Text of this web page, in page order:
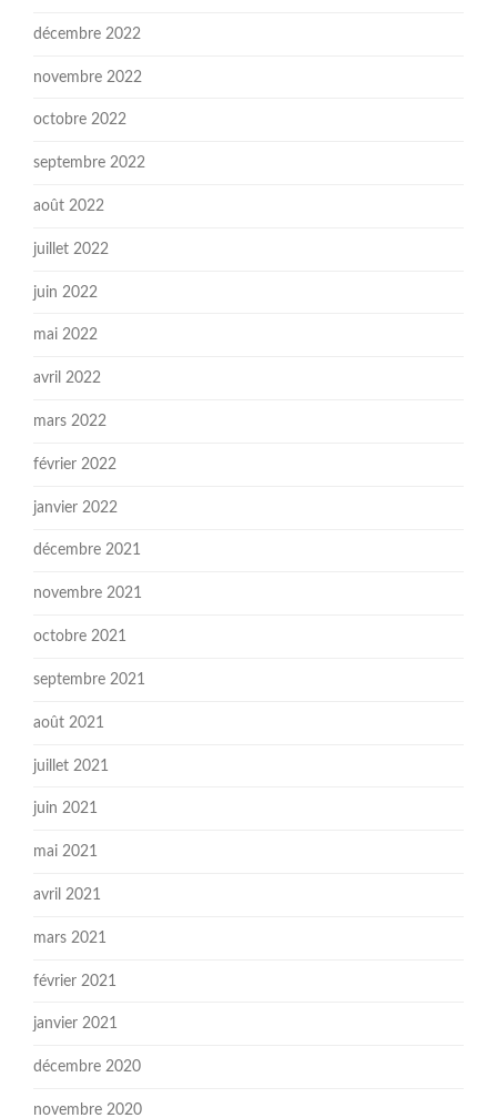
décembre 2022
novembre 2022
octobre 2022
septembre 2022
août 2022
juillet 2022
juin 2022
mai 2022
avril 2022
mars 2022
février 2022
janvier 2022
décembre 2021
novembre 2021
octobre 2021
septembre 2021
août 2021
juillet 2021
juin 2021
mai 2021
avril 2021
mars 2021
février 2021
janvier 2021
décembre 2020
novembre 2020